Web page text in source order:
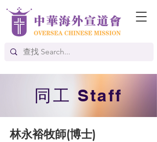
​同工 Staff
林永裕牧師(博士)